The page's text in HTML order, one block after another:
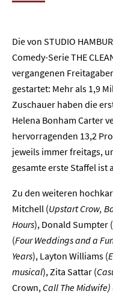
Die von STUDIO
Comedy-Serie THE
vergangenen
gestartet: Mehr als 1,9
Zuschauer haben die
Helena Bonham Carter
hervorragenden 13,2
jeweils immer freitags,
gesamte erste Staffel ist
Zu den weiteren
Mitchell (Upstart Crow,
Hours), Donald Sumpter (
(Four Weddings and a
Years), Layton Williams (
musical), Zita Sattar (
Crown, Call The Midwife)